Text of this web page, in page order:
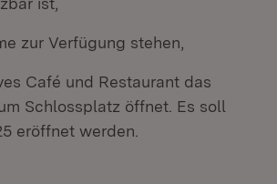
zur Verfügung stehen,
Café und Restaurant das
Schlossplatz öffnet. Es soll
eröffnet werden.